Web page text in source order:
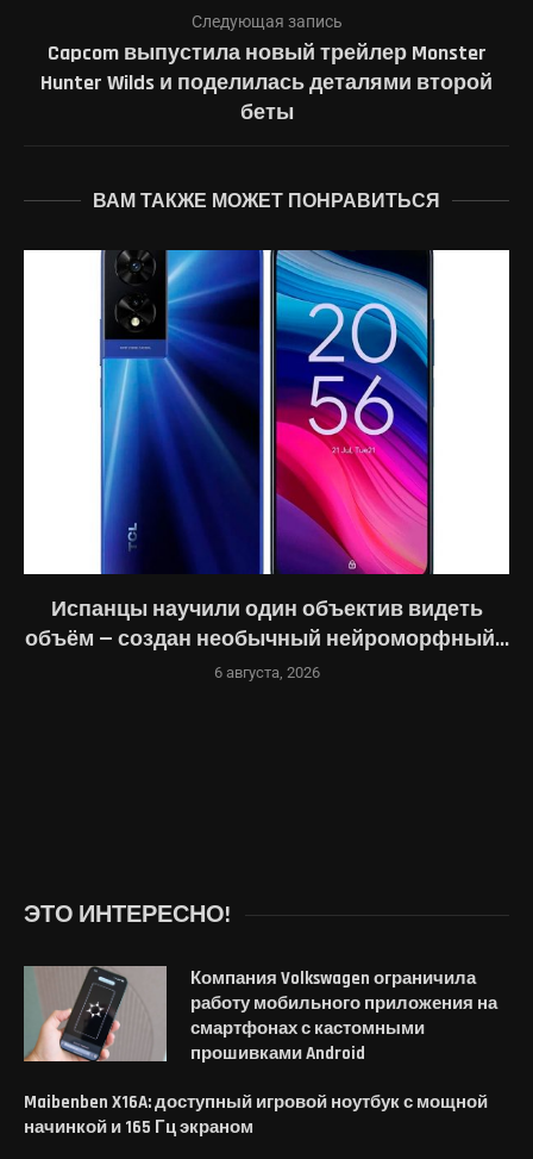
Следующая запись
Capcom выпустила новый трейлер Monster
Hunter Wilds и поделилась деталями второй
беты
ВАМ ТАКЖЕ МОЖЕТ ПОНРАВИТЬСЯ
Испанцы научили один объектив видеть
объём — создан необычный нейроморфный...
6 августа, 2026
ЭТО ИНТЕРЕСНО!
Компания Volkswagen ограничила
работу мобильного приложения на
смартфонах с кастомными
прошивками Android
Maibenben X16A: доступный игровой ноутбук с мощной
начинкой и 165 Гц экраном